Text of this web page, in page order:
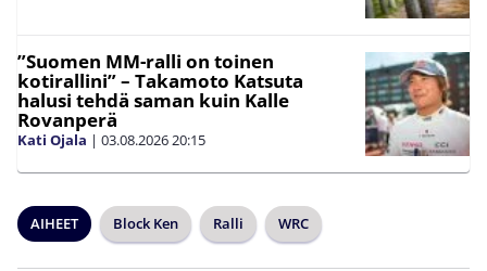
”Suomen MM-ralli on toinen
kotirallini” – Takamoto Katsuta
halusi tehdä saman kuin Kalle
Rovanperä
Kati Ojala | 03.08.202620:15
AIHEET Block Ken Ralli WRC